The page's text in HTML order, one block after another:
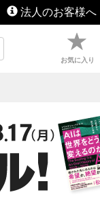
法人のお客様へ
お気に入り